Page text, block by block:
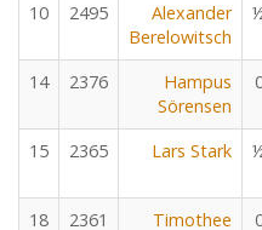
10 2495
Alexander
Berelowitsch
14 2376
Hampus
Sörensen
15 2365 Lars Stark
18 2361
Timothee